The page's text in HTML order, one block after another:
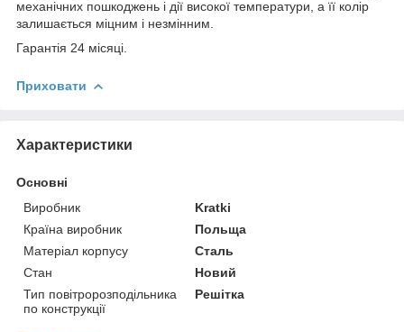
механічних пошкоджень і дії високої температури, а її колір
залишається міцним і незмінним.
Гарантія 24 місяці.
Приховати
Характеристики
Основні
Виробник
Kratki
Країна виробник
Польща
Матеріал корпусу
Сталь
Стан
Новий
Тип повітророзподільника
по конструкції
Решітка